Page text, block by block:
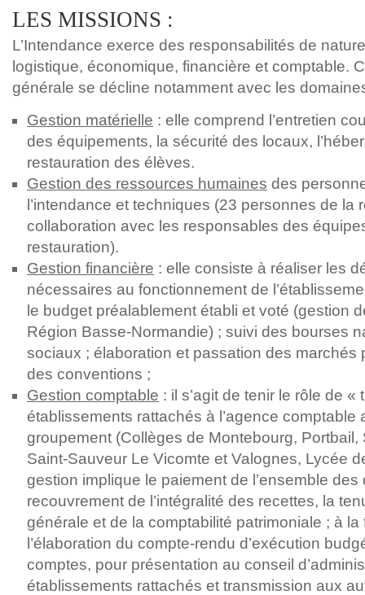
LES MISSIONS :
L’Intendance exerce des responsabilités de
logistique, économique, financière et comptable.
générale se décline notamment avec les
Gestion matérielle : elle comprend l’entretien
des équipements, la sécurité des locaux,
restauration des élèves.
Gestion des ressources humaines des
l’intendance et techniques (23 personnes de la
collaboration avec les responsables des
restauration).
Gestion financière : elle consiste à réaliser les
nécessaires au fonctionnement de
le budget préalablement établi et voté (gestion
Région Basse-Normandie) ; suivi des bourses
sociaux ; élaboration et passation des marchés
des conventions ;
Gestion comptable : il s’agit de tenir le rôle de «
établissements rattachés à l’agence comptable
groupement (Collèges de Montebourg, Portbail,
Saint-Sauveur Le Vicomte et Valognes, Lycée
gestion implique le paiement de l’ensemble
recouvrement de l’intégralité des recettes, la
générale et de la comptabilité patrimoniale ; à
l’élaboration du compte-rendu d’exécution
comptes, pour présentation au conseil
établissements rattachés et transmission aux